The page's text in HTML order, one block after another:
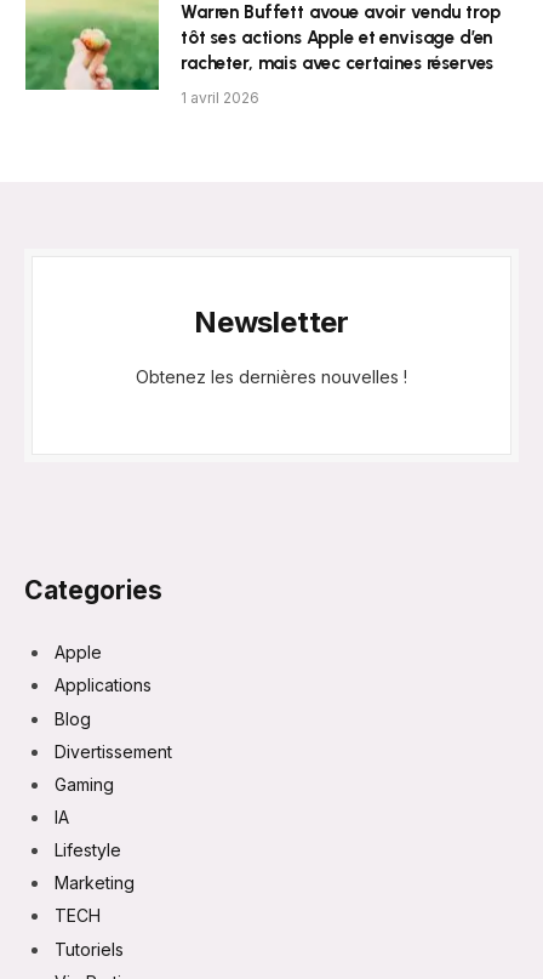
Warren Buffett avoue avoir vendu trop
tôt ses actions Apple et envisage d’en
racheter, mais avec certaines réserves
1 avril 2026
Newsletter
Obtenez les dernières nouvelles !
Categories
Apple
Applications
Blog
Divertissement
Gaming
IA
Lifestyle
Marketing
TECH
Tutoriels